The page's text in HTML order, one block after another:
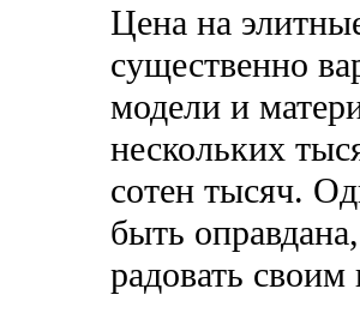
Цена на
существенно
модели и
нескольких
сотен тысяч.
быть
радовать